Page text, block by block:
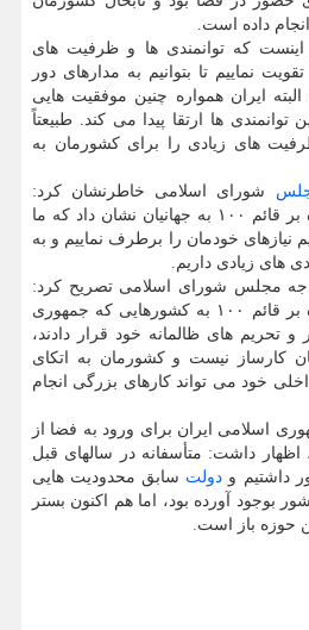
داده است.
اینست که توانمندی ها و ظرفیت های
نماییم تا بتوانیم به مدارهای دور
ایران همواره چنین موفقیت هایی
ها ارتقا پیدا می کند. طبیعتاً
های زیادی را برای کشورمان به
شورای اسلامی خاطرنشان کرد:
پرتاب موفقیت آمیز ماهواره بر قائم ۱۰۰ به جهانیان نشان داد که ما
نیازهای خودمان را برطرف نماییم و به
های زیادی داریم.
مجلس شورای اسلامی تصریح کرد:
پرتاب موفقیت آمیز ماهواره بر قائم ۱۰۰ به کشورهایی که جمهوری
تحریم های ظالمانه خود قرار دادند،
کارساز نیست و کشورمان به اتکای
خود می تواند کارهای بزرگی انجام
اسلامی ایران برای ورود به فضا از
اظهار داشت: متأسفانه در سالهای قبل
داشتیم و دولت سابق محدودیت هایی
بوجود آورده بود، اما هم اکنون بستر
حوزه باز است.